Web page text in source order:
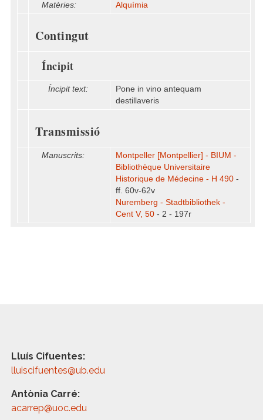
Matèries:
Alquímia
Contingut
Íncipit
Íncipit text:
Pone in vino antequam
destillaveris
Transmissió
Manuscrits:
Montpeller [Montpellier] - BIUM -
Bibliothèque Universitaire
Historique de Médecine - H 490 -
ff. 60v-62v
Nuremberg - Stadtbibliothek -
Cent V, 50 - 2 - 197r
Lluís Cifuentes:
lluiscifuentes@ub.edu
Antònia Carré:
acarrep@uoc.edu